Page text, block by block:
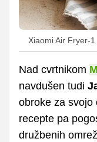
Xiaomi Air Fryer-1
Nad cvrtnikom
navdušen tudi
obroke za svojo
recepte pa
družbenih